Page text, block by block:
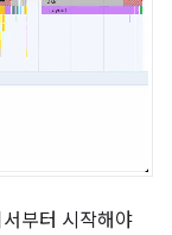
부터 시작해야